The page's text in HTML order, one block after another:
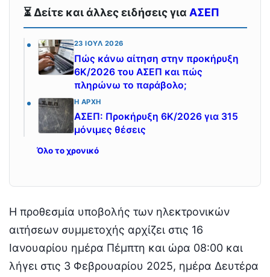
⏳ Δείτε και άλλες ειδήσεις για ΑΣΕΠ
23 ΙΟΎΛ 2026
Πώς κάνω αίτηση στην προκήρυξη
6Κ/2026 του ΑΣΕΠ και πώς
πληρώνω το παράβολο;
Η ΑΡΧΉ
ΑΣΕΠ: Προκήρυξη 6Κ/2026 για 315
μόνιμες θέσεις
Όλο το χρονικό
Η προθεσμία υποβολής των ηλεκτρονικών
αιτήσεων συμμετοχής αρχίζει στις 16
Ιανουαρίου ημέρα Πέμπτη και ώρα 08:00 και
λήγει στις 3 Φεβρουαρίου 2025, ημέρα Δευτέρα